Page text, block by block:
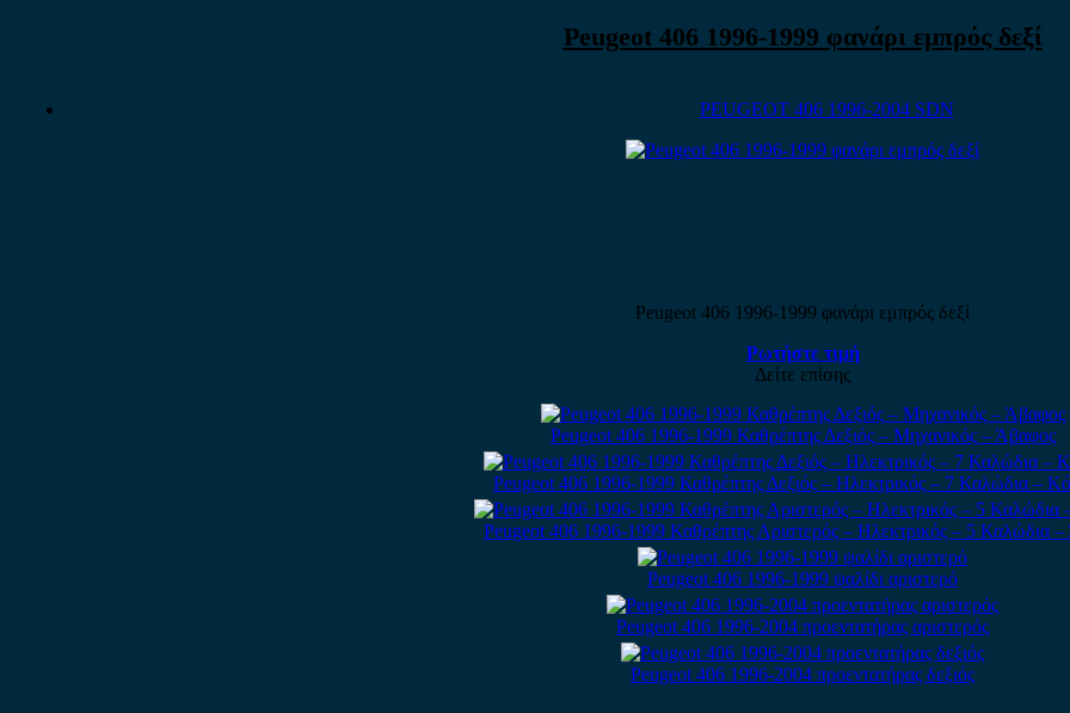
Peugeot 406 1996-1999 φανάρι εμπρός δεξί
PEUGEOT 406 1996-2004 SDN
Peugeot 406 1996-1999 φανάρι εμπρός δεξί
Ρωτήστε τιμή
Δείτε επίσης
Peugeot 406 1996-1999 Καθρέπτης Δεξιός – Μηχανικός – Άβαφος
Peugeot 406 1996-1999 Καθρέπτης Δεξιός – Ηλεκτρικός – 7 Καλώδια –
Peugeot 406 1996-1999 Καθρέπτης Αριστερός – Ηλεκτρικός – 5 Καλώδια
Peugeot 406 1996-1999 ψαλίδι αριστερό
Peugeot 406 1996-2004 προεντατήρας αριστερός
Peugeot 406 1996-2004 προεντατήρας δεξιός